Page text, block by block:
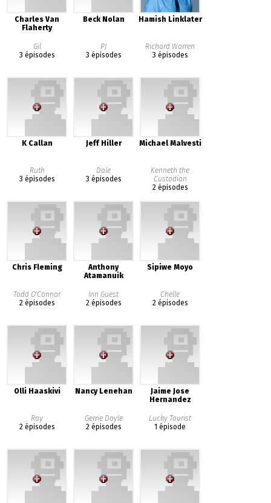
Charles Van
Flaherty
Gil
3 épisodes
Beck Nolan
PJ
3 épisodes
Hamish Linklater
Richard Warren
3 épisodes
K Callan
Ruth
3 épisodes
Jeff Hiller
Dale
3 épisodes
Michael Malvesti
Kenneth the
Custodian
2 épisodes
Chris Fleming
Todd O'Connor
2 épisodes
Anthony
Atamanuik
Inn Guest
2 épisodes
Sipiwe Moyo
Chelle
2 épisodes
Olli Haaskivi
Ray
2 épisodes
Nancy Lenehan
Gerrie Doyle
2 épisodes
Jaime Jose
Hernandez
Lucky Tourist
1 épisode